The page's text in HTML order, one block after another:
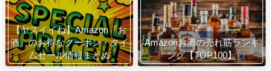
【ヤスイイね】Amazon『お
酒』のお得なクーポン・タイ
ムセール情報まとめ
Amazonお酒の売れ筋ランキ
ング【TOP100】